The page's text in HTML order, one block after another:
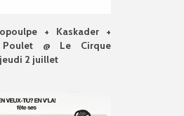
+ Kaskader +
Poulet @ Le Cirque
2 juillet